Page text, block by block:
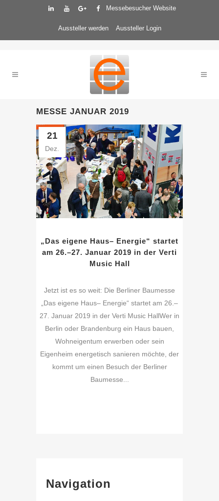
Messebesucher Website
Aussteller werden Aussteller Login
MESSE JANUAR 2019
21
Dez.
„Das eigene Haus– Energie“ startet
am 26.–27. Januar 2019 in der Verti
Music Hall
Jetzt ist es so weit: Die Berliner Baumesse
„Das eigene Haus– Energie“ startet am 26.–
27. Januar 2019 in der Verti Music HallWer in
Berlin oder Brandenburg ein Haus bauen,
Wohneigentum erwerben oder sein
Eigenheim energetisch sanieren möchte, der
kommt um einen Besuch der Berliner
Baumesse...
Navigation